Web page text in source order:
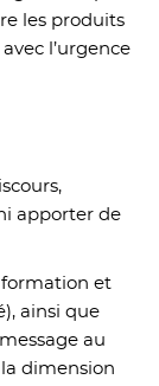
les produits
l’urgence
apporter de
formation et
ainsi que
au
dimension